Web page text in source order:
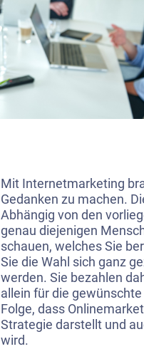
Mit Internetmarketing
Gedanken zu machen.
Abhängig von den
genau diejenigen
schauen, welches Sie
Sie die Wahl sich ganz
werden. Sie bezahlen
allein für die
Folge, dass
Strategie darstellt und
wird.